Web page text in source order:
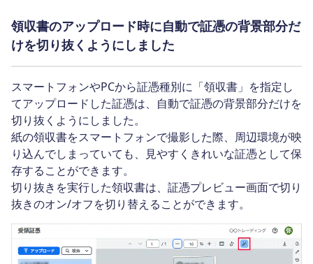
領収書のアップロード時に自動で証憑の背景部分だ
けを切り抜くようにしました
スマートフォンやPCから証憑種別に「領収書」を指定し
てアップロードした証憑は、自動で証憑の背景部分だけを
切り抜くようにしました。
紙の領収書をスマートフォンで撮影した際、周辺環境が映
り込んでしまっていても、見やすくきれいな証憑として保
存することができます。
切り抜きを実行した領収書は、証憑プレビュー画面で切り
抜きのオン/オフを切り替えることができます。